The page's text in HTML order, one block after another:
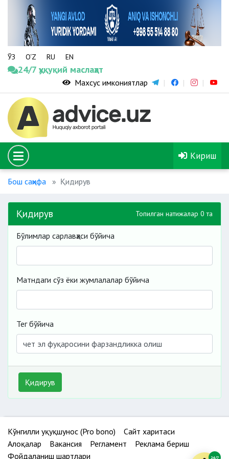
ЎЗ O‘Z RU EN
24/7 ҳуқуқий маслаҳат
Махсус имкониятлар
Кириш
Бош саҳифа Қидирув
Қидирув Топилган натижалар 0 та
Бўлимлар сарлавҳаси бўйича
Матндаги сўз ёки жумлалалар бўйича
Тег бўйича
Қидирув
Кўнгилли ҳуқуқшунос (Pro bono)
Сайт харитаси
Алоқалар
Вакансия Регламент
Реклама бериш
Фойдаланиш шартлари
24/7